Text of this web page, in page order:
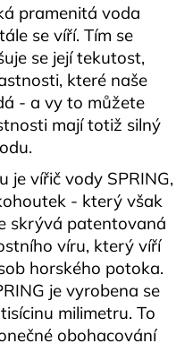
pramenitá voda
se víří. Tím se
se její tekutost,
které naše
- a vy to můžete
mají totiž silný
je vířič vody SPRING,
- který však
skrývá patentovaná
víru, který víří
horského potoka.
je vyrobena se
milimetru. To
obohacování